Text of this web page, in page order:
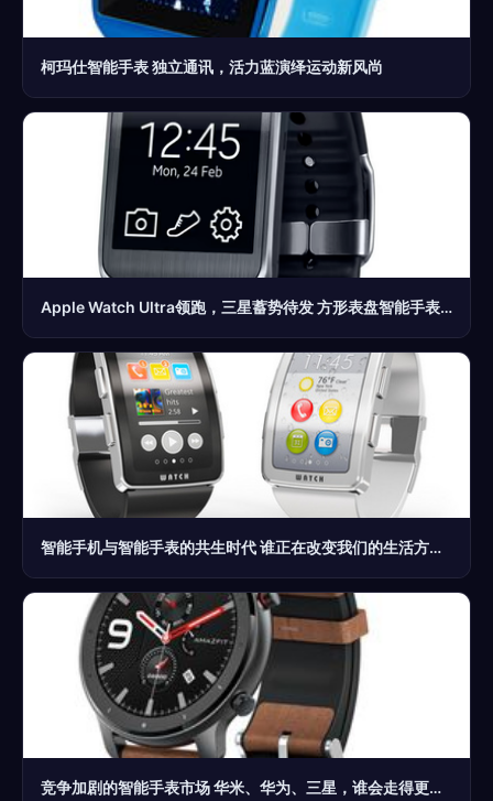
柯玛仕智能手表 独立通讯，活力蓝演绎运动新风尚
Apple Watch Ultra领跑，三星蓄势待发 方形表盘智能手表全新战场开启
智能手机与智能手表的共生时代 谁正在改变我们的生活方式？
竞争加剧的智能手表市场 华米、华为、三星，谁会走得更远？